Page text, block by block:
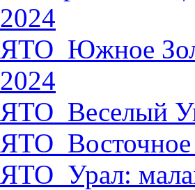
2024
ЯТО_Южное
2024
ЯТО_Веселый
ЯТО_Восточное
ЯТО_Урал: